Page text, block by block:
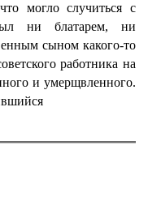
могло случиться с
ни блатарем, ни
сыном какого-то
работника на
и умерщвленного.